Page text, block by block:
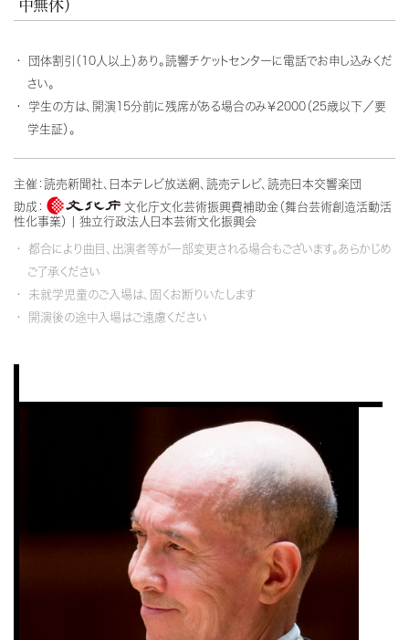
中無休）
団体割引（10人以上）あり。読響チケットセンターに電話でお申し込みくだ
さい。
学生の方は、開演15分前に残席がある場合のみ￥2000（25歳以下／要
学生証）。
主催：読売新聞社、日本テレビ放送網、読売テレビ、読売日本交響楽団
助成：
文化庁文化芸術振興費補助金（舞台芸術創造活動活
性化事業） | 独立行政法人日本芸術文化振興会
都合により曲目、出演者等が一部変更される場合もございます。あらかじめ
ご了承ください
未就学児童のご入場は、固くお断りいたします
開演後の途中入場はご遠慮ください